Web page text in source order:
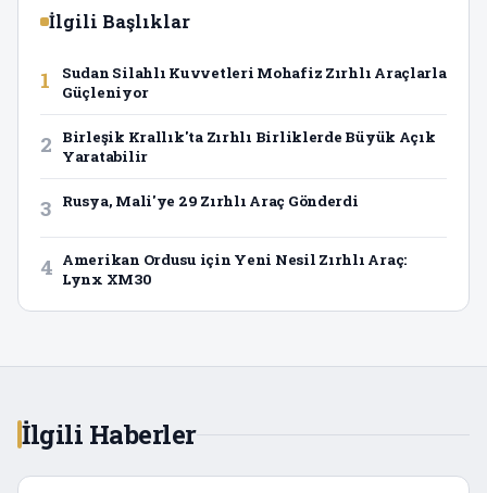
İlgili Başlıklar
1
Sudan Silahlı Kuvvetleri Mohafiz Zırhlı Araçlarla
Güçleniyor
2
Birleşik Krallık'ta Zırhlı Birliklerde Büyük Açık
Yaratabilir
3 Rusya, Mali'ye 29 Zırhlı Araç Gönderdi
4 Amerikan Ordusu için Yeni Nesil Zırhlı Araç:
Lynx XM30
İlgili Haberler